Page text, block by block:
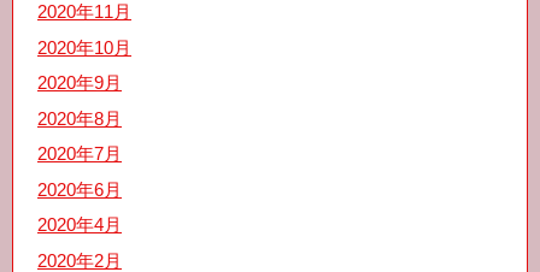
2020年11月
2020年10月
2020年9月
2020年8月
2020年7月
2020年6月
2020年4月
2020年2月